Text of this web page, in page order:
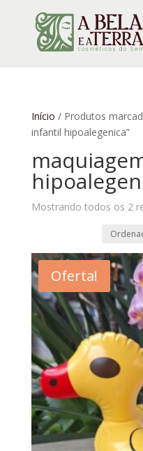
Início / Produtos
infantil hipoalegenica”
Mostrando todos os 2
Oferta!